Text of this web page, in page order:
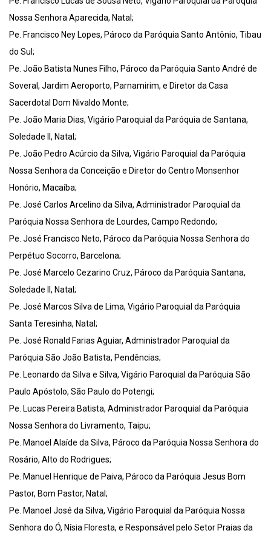
Nossa Senhora Aparecida, Natal;
Pe. Francisco Ney Lopes, Pároco da Paróquia Santo Antônio, Tibau
do Sul;
Pe. João Batista Nunes Filho, Pároco da Paróquia Santo André de
Soveral, Jardim Aeroporto, Parnamirim, e Diretor da Casa
Sacerdotal Dom Nivaldo Monte;
Pe. João Maria Dias, Vigário Paroquial da Paróquia de Santana,
Soledade II, Natal;
Pe. João Pedro Acúrcio da Silva, Vigário Paroquial da Paróquia
Nossa Senhora da Conceição e Diretor do Centro Monsenhor
Honório, Macaíba;
Pe. José Carlos Arcelino da Silva, Administrador Paroquial da
Paróquia Nossa Senhora de Lourdes, Campo Redondo;
Pe. José Francisco Neto, Pároco da Paróquia Nossa Senhora do
Perpétuo Socorro, Barcelona;
Pe. José Marcelo Cezarino Cruz, Pároco da Paróquia Santana,
Soledade II, Natal;
Pe. José Marcos Silva de Lima, Vigário Paroquial da Paróquia
Santa Teresinha, Natal;
Pe. José Ronald Farias Aguiar, Administrador Paroquial da
Paróquia São João Batista, Pendências;
Pe. Leonardo da Silva e Silva, Vigário Paroquial da Paróquia São
Paulo Apóstolo, São Paulo do Potengi;
Pe. Lucas Pereira Batista, Administrador Paroquial da Paróquia
Nossa Senhora do Livramento, Taipu;
Pe. Manoel Alaíde da Silva, Pároco da Paróquia Nossa Senhora do
Rosário, Alto do Rodrigues;
Pe. Manuel Henrique de Paiva, Pároco da Paróquia Jesus Bom
Pastor, Bom Pastor, Natal;
Pe. Manoel José da Silva, Vigário Paroquial da Paróquia Nossa
Senhora do Ó, Nísia Floresta, e Responsável pelo Setor Praias da